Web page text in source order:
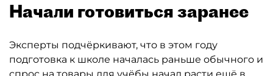
Начали готовиться заранее
Эксперты подчёркивают, что в этом году
подготовка к школе началась раньше обычного и